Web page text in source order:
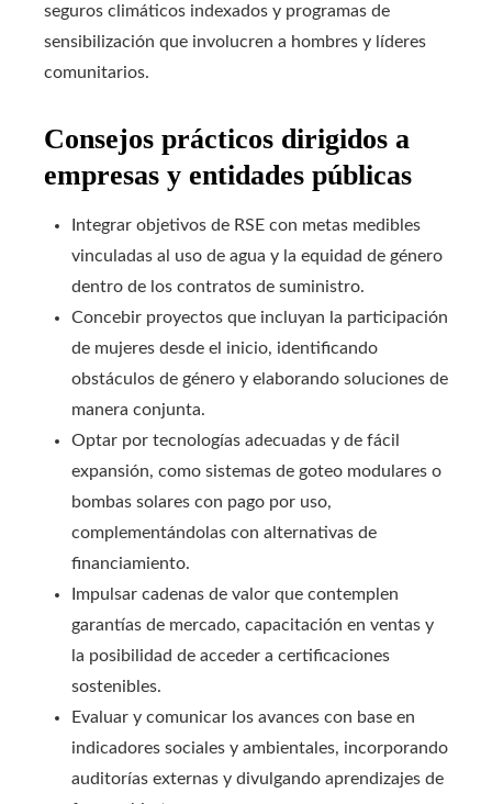
seguros climáticos indexados y programas de
sensibilización que involucren a hombres y líderes
comunitarios.
Consejos prácticos dirigidos a
empresas y entidades públicas
Integrar objetivos de RSE con metas medibles
vinculadas al uso de agua y la equidad de género
dentro de los contratos de suministro.
Concebir proyectos que incluyan la participación
de mujeres desde el inicio, identificando
obstáculos de género y elaborando soluciones de
manera conjunta.
Optar por tecnologías adecuadas y de fácil
expansión, como sistemas de goteo modulares o
bombas solares con pago por uso,
complementándolas con alternativas de
financiamiento.
Impulsar cadenas de valor que contemplen
garantías de mercado, capacitación en ventas y
la posibilidad de acceder a certificaciones
sostenibles.
Evaluar y comunicar los avances con base en
indicadores sociales y ambientales, incorporando
auditorías externas y divulgando aprendizajes de